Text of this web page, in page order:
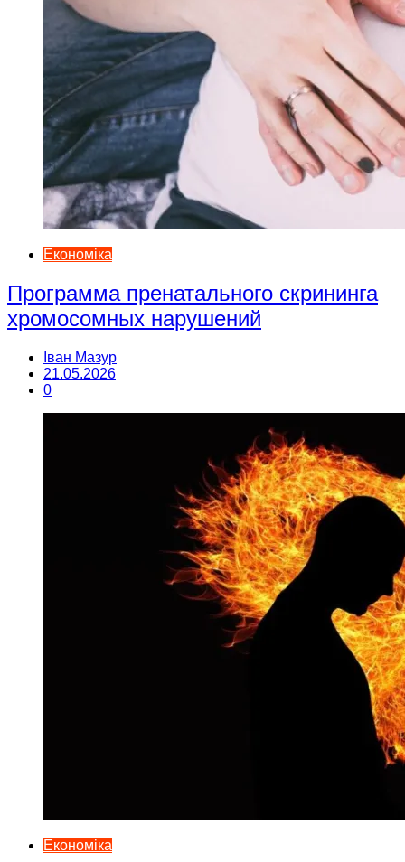
Економіка
Программа пренатального скрининга
хромосомных нарушений
Іван Мазур
21.05.2026
0
Економіка